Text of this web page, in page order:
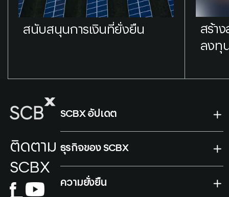
สนับสนุนการเงินที่ยั่งยืน
สร้า
ลงทุ
ติดตาม
SCBX
SCBX อัปเดต
ธุรกิจของ SCBX
ความยั่งยืน